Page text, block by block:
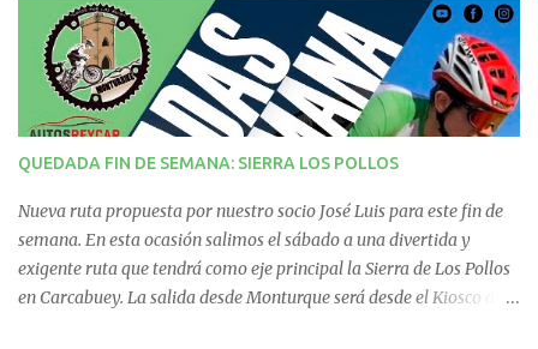
a
r
i
o
s
QUEDADA FIN DE SEMANA: SIERRA LOS POLLOS
Nueva ruta propuesta por nuestro socio José Luis para este fin de
semana. En esta ocasión salimos el sábado a una divertida y
exigente ruta que tendrá como eje principal la Sierra de Los Pollos
en Carcabuey. La salida desde Monturque será desde el Kiosco de